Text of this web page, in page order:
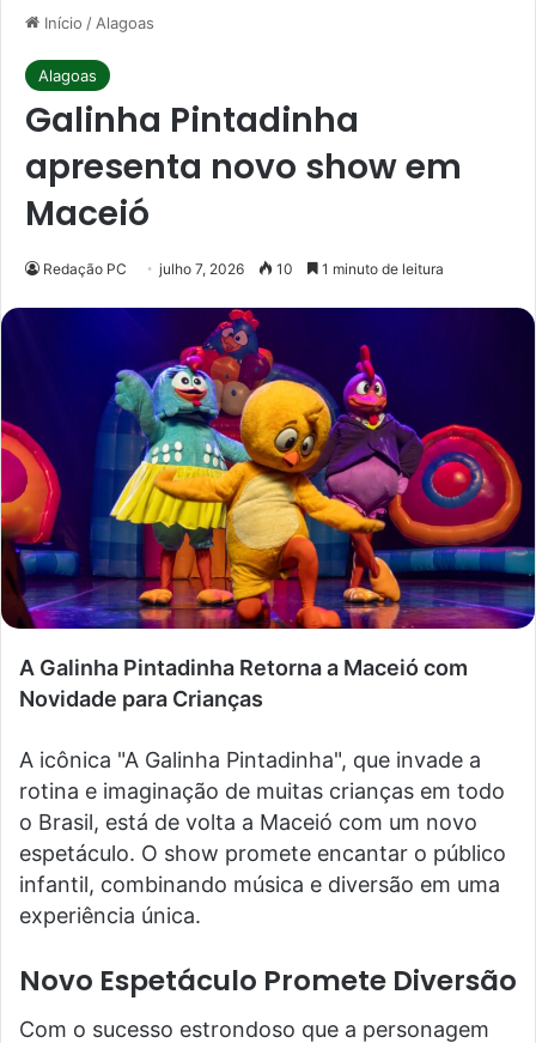
Início / Alagoas
Alagoas
Galinha Pintadinha
apresenta novo show em
Maceió
Redação PC julho 7, 2026 10 1 minuto de leitura
A Galinha Pintadinha Retorna a Maceió com
Novidade para Crianças
A icônica "A Galinha Pintadinha", que invade a
rotina e imaginação de muitas crianças em todo
o Brasil, está de volta a Maceió com um novo
espetáculo. O show promete encantar o público
infantil, combinando música e diversão em uma
experiência única.
Novo Espetáculo Promete Diversão
Com o sucesso estrondoso que a personagem